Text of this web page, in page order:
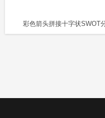
彩色箭头拼接十字状SWOT